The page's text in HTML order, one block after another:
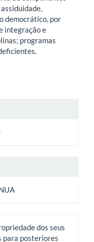
democrático, por
integração e
programas
dos seus
para posteriores